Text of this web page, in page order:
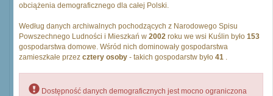
obciążenia demograficznego dla całej Polski.
Według danych archiwalnych pochodzących z Narodowego Spisu
Powszechnego Ludności i Mieszkań w 2002 roku we wsi Kuślin było 153
gospodarstwa domowe. Wśród nich dominowały gospodarstwa
zamieszkałe przez cztery osoby - takich gospodarstw było 41 .
Dostępność danych demograficznych jest mocno ograniczona